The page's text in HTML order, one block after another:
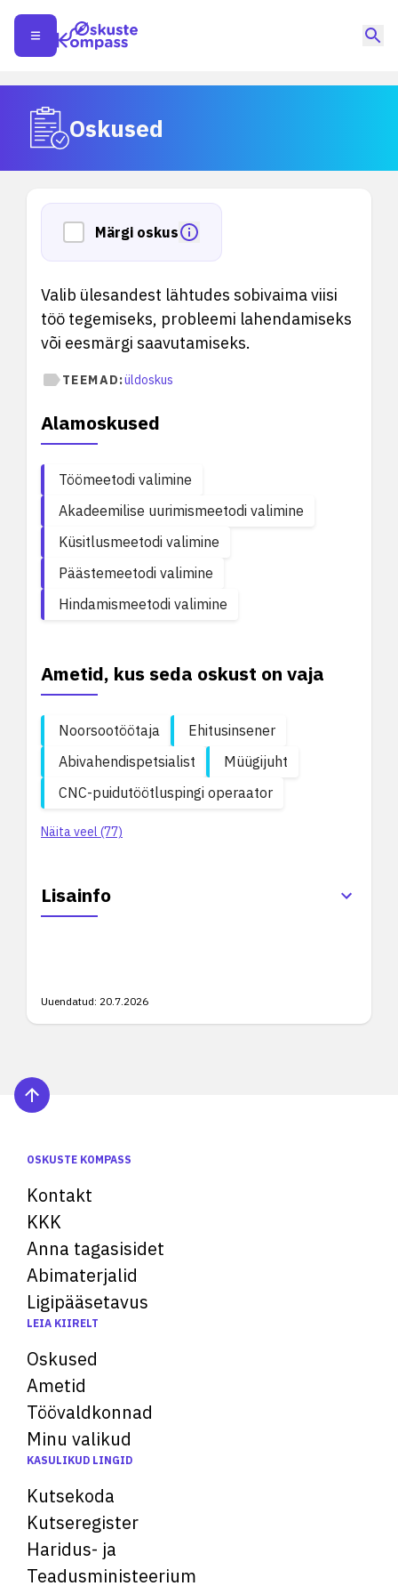
Oskused
Märgi oskus
Valib ülesandest lähtudes sobivaima viisi
töö tegemiseks, probleemi lahendamiseks
või eesmärgi saavutamiseks.
TEEMAD:üldoskus
Alamoskused
Töömeetodi valimine
Akadeemilise uurimismeetodi valimine
Küsitlusmeetodi valimine
Päästemeetodi valimine
Hindamismeetodi valimine
Ametid, kus seda oskust on vaja
Noorsootöötaja
Ehitusinsener
Abivahendispetsialist
Müügijuht
CNC-puidutöötluspingi operaator
Näita veel (77)
Lisainfo
Uuendatud: 20.7.2026
OSKUSTE KOMPASS
Kontakt
KKK
Anna tagasisidet
Abimaterjalid
Ligipääsetavus
LEIA KIIRELT
Oskused
Ametid
Töövaldkonnad
Minu valikud
KASULIKUD LINGID
Kutsekoda
Kutseregister
Haridus- ja
Teadusministeerium